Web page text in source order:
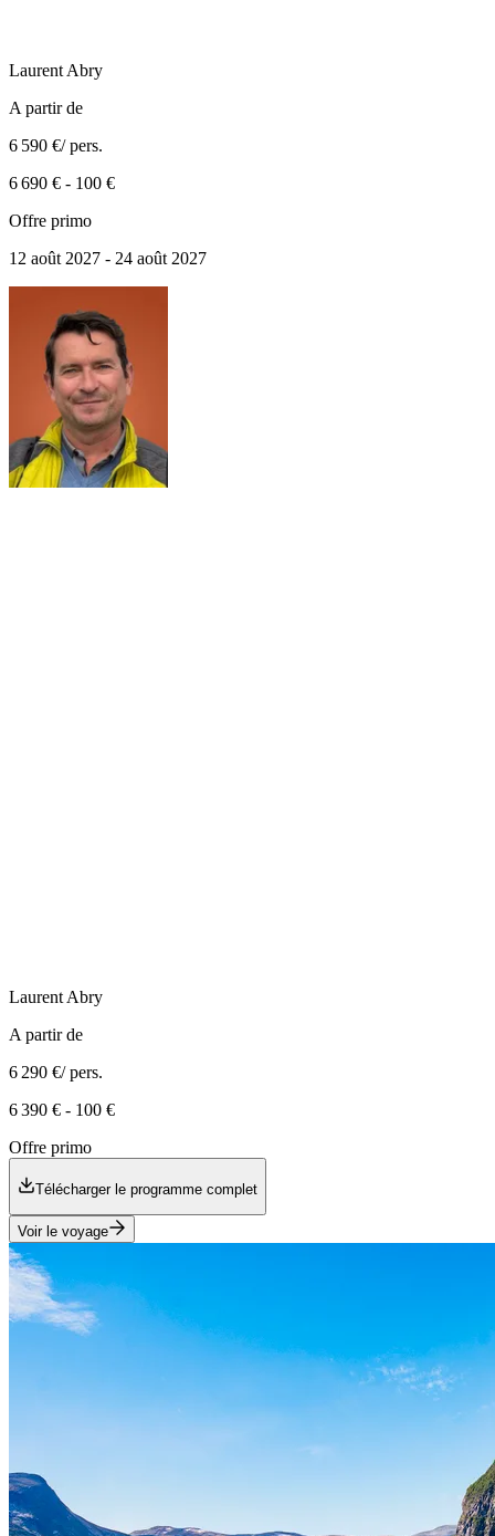
LaurentAbry
A partir de
6 590 €/ pers.
6 690 € - 100 €
Offre primo
12 août 2027 - 24 août 2027
LaurentAbry
A partir de
6 290 €/ pers.
6 390 € - 100 €
Offre primo
Télécharger le programme complet
Voir le voyage